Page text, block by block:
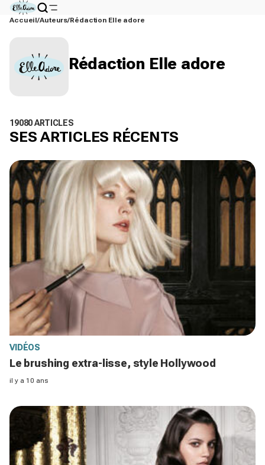
Accueil Auteurs Rédaction Elle adore
Rédaction Elle adore
19080 ARTICLES
SES ARTICLES RÉCENTS
VIDÉOS
Le brushing extra-lisse, style Hollywood
il y a 10 ans